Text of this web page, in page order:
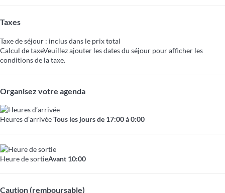
Taxes
Taxe de séjour : inclus dans le prix total
Calcul de taxeVeuillez ajouter les dates du séjour pour afficher les
conditions de la taxe.
Organisez votre agenda
Heures d’arrivéeTous les jours de 17:00 à 0:00
Heure de sortieAvant 10:00
Caution (remboursable)